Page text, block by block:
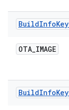
BuildInfoKey
OTA_IMAGE
BuildInfoKey